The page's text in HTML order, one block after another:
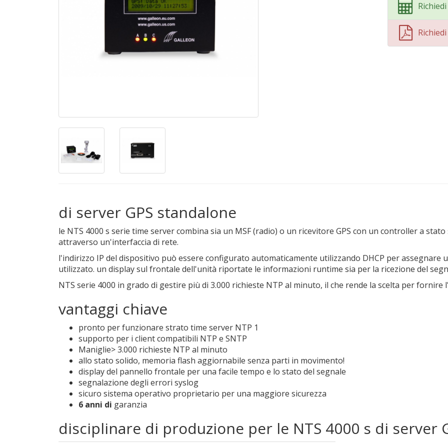
di server GPS standalone
le NTS 4000 s serie time server combina sia un MSF (radio) o un ricevitore GPS con un controller a
attraverso un'interfaccia di rete.
l'indirizzo IP del dispositivo può essere configurato automaticamente utilizzando DHCP per assegnare
utilizzato. un display sul frontale dell'unità riportate le informazioni runtime sia per la ricezione del
NTS serie 4000 in grado di gestire più di 3.000 richieste NTP al minuto, il che rende la scelta per
vantaggi chiave
pronto per funzionare strato time server NTP 1
supporto per i client compatibili NTP e SNTP
Maniglie> 3.000 richieste NTP al minuto
allo stato solido, memoria flash aggiornabile senza parti in movimento!
display del pannello frontale per una facile tempo e lo stato del segnale
segnalazione degli errori syslog
sicuro sistema operativo proprietario per una maggiore sicurezza
6 anni di garanzia
disciplinare di produzione per le NTS 4000 s di server